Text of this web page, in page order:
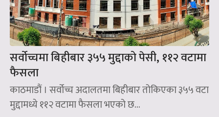
सर्वोच्चमा बिहीबार ३५५ मुद्दाको पेसी, ११२ वटामा
फैसला
काठमाडौं । सर्वोच्च अदालतमा बिहीबार तोकिएका ३५५ वटा
मुद्दामध्ये ११२ वटामा फैसला भएको छ...